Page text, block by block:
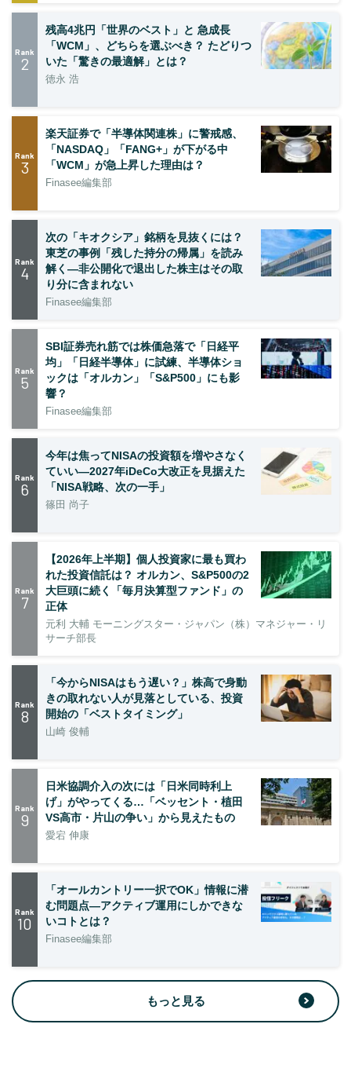
Rank
2
残高4兆円「世界のベスト」と 急成長
「WCM」、どちらを選ぶべき？ たどりつ
いた「驚きの最適解」とは？
徳永 浩
Rank
3
楽天証券で「半導体関連株」に警戒感、
「NASDAQ」「FANG+」が下がる中
「WCM」が急上昇した理由は？
Finasee編集部
Rank
4
次の「キオクシア」銘柄を見抜くには？
東芝の事例「残した持分の帰属」を読み
解く—非公開化で退出した株主はその取
り分に含まれない
Finasee編集部
Rank
5
SBI証券売れ筋では株価急落で「日経平
均」「日経半導体」に試練、半導体ショ
ックは「オルカン」「S&P500」にも影
響？
Finasee編集部
Rank
6
今年は焦ってNISAの投資額を増やさなく
ていい―2027年iDeCo大改正を見据えた
「NISA戦略、次の一手」
篠田 尚子
Rank
7
【2026年上半期】個人投資家に最も買わ
れた投資信託は？ オルカン、S&P500の2
大巨頭に続く「毎月決算型ファンド」の
正体
元利 大輔 モーニングスター・ジャパン（株）マネジャー・リ
サーチ部長
Rank
8
「今からNISAはもう遅い？」株高で身動
きの取れない人が見落としている、投資
開始の「ベストタイミング」
山崎 俊輔
Rank
9
日米協調介入の次には「日米同時利上
げ」がやってくる…「ベッセント・植田
VS高市・片山の争い」から見えたもの
愛宕 伸康
Rank
10
「オールカントリー一択でOK」情報に潜
む問題点―アクティブ運用にしかできな
いコトとは？
Finasee編集部
もっと見る